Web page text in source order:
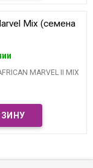
Mix (семена
MARVEL II MIX